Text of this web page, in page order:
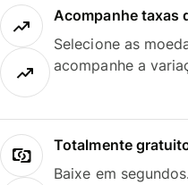
Acompanhe taxas
Selecione as
acompanhe a
Totalmente
Baixe em